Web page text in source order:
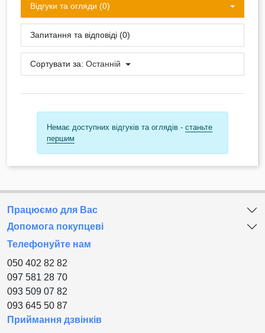
Відгуки та огляди (0)
Запитання та відповіді (0)
Сортувати за: Останній
Немає доступних відгуків та оглядів - станьте
першим
Працюємо для Вас
Допомога покупцеві
Телефонуйте нам
050 402 82 82
097 581 28 70
093 509 07 82
093 645 50 87
Приймання дзвінків